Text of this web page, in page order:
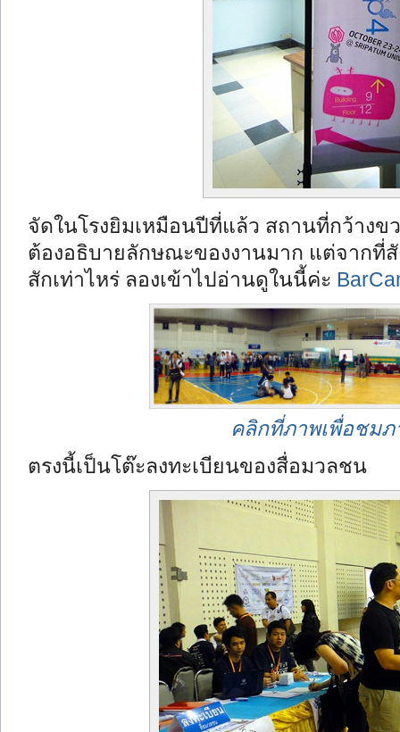
จัดในโรงยิมเหมือนปีที่แล้ว สถานที่กว้างข
ต้องอธิบายลักษณะของงานมาก แต่จากที่
สักเท่าไหร่ ลองเข้าไปอ่านดูในนี้ค่ะ
คลิกที่ภาพเพื่อชม
ตรงนี้เป็นโต๊ะลงทะเบียนของสื่อมวลชน